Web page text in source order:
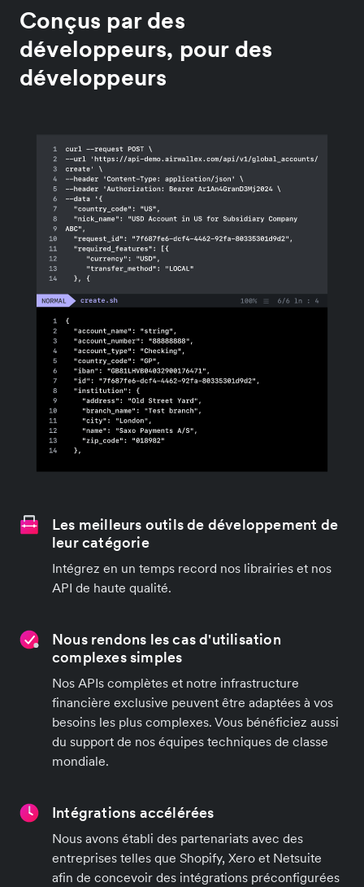
Conçus par des
développeurs, pour des
développeurs
Les meilleurs outils de développement de
leur catégorie
Intégrez en un temps record nos librairies et nos
API de haute qualité.
Nous rendons les cas d'utilisation
complexes simples
Nos APIs complètes et notre infrastructure
financière exclusive peuvent être adaptées à vos
besoins les plus complexes. Vous bénéficiez aussi
du support de nos équipes techniques de classe
mondiale.
Intégrations accélérées
Nous avons établi des partenariats avec des
entreprises telles que Shopify, Xero et Netsuite
afin de concevoir des intégrations préconfigurées